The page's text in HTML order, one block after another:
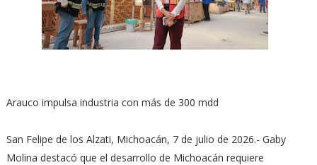
Arauco impulsa industria con más de 300 mdd
San Felipe de los Alzati, Michoacán, 7 de julio de 2026.- Gaby
Molina destacó que el desarrollo de Michoacán requiere